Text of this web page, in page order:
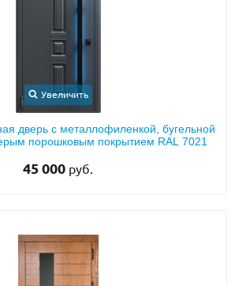
производителя с доставкой и установкой в
Москве и МО
INFO@META-M.RU
ЗАПРОСИТЬ РАСЧЕТ
Увеличить
дверь с металлофиленкой, бугельной
порошковым покрытием RAL 7021
45 000 руб.